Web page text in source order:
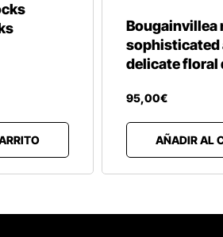
Bougainvillea
sophisticated
delicate floral
95,00€
AÑADIR AL